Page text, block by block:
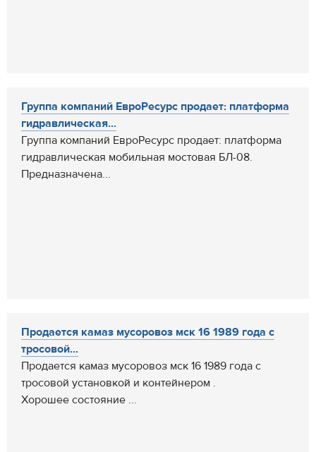
Группа компаний ЕвроРесурс продает: платформа
гидравлическая...
Группа компаний ЕвроРесурс продает: платформа
гидравлическая мобильная мостовая БЛ-08.
Предназначена...
Продается камаз мусоровоз мск 16 1989 года с
тросовой...
Продается камаз мусоровоз мск 16 1989 года с
тросовой установкой и контейнером .
Хорошее состояние ...